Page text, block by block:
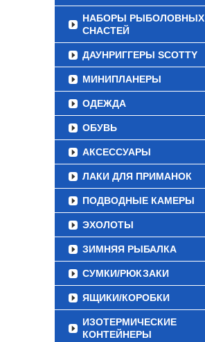
НАБОРЫ РЫБОЛОВНЫХ
СНАСТЕЙ
ДАУНРИГГЕРЫ SCOTTY
МИНИПЛАНЕРЫ
ОДЕЖДА
ОБУВЬ
АКСЕССУАРЫ
ЛАКИ ДЛЯ ПРИМАНОК
ПОДВОДНЫЕ КАМЕРЫ
ЭХОЛОТЫ
ЗИМНЯЯ РЫБАЛКА
СУМКИ/РЮКЗАКИ
ЯЩИКИ/КОРОБКИ
ИЗОТЕРМИЧЕСКИЕ
КОНТЕЙНЕРЫ